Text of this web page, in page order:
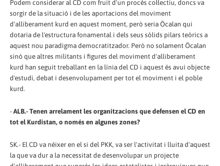
Podem considerar al CD com fruit d'un procés col·lectiu, doncs va
sorgir de la situació i de les aportacions del moviment
d'alliberament kurd en aquest moment, però seria Öcalan qui
dotaria de l'estructura fonamental i dels seus sòlids pilars teòrics a
aquest nou paradigma democratitzador. Però no solament Öcalan
sinó que altres militants i figures del moviment d'alliberament
kurd han seguit treballant en la línia del CD i aquest és avui objecte
d'estudi, debat i desenvolupament per tot el moviment i el poble
kurd.
-ALB.- Tenen arrelament les organitzacions que defensen el CD en
tot el Kurdistan, o només en algunes zones?
SK.- El CD va néixer en el si del PKK, va ser l'activitat i lluita d'aquest
la que va dur a la necessitat de desenvolupar un projecte